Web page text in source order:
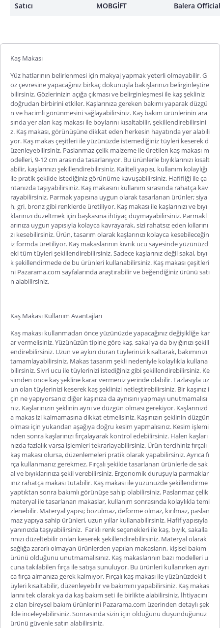
Satıcı MOBGİFT Balera Official
Kaş Makası
Yüz hatlarının belirlenmesi için makyaj yapmak yeterli olmayabilir. G
öz çevresine yapacağınız birkaç dokunuşla bakışlarınızı belirginleştire
bilirsiniz. Gözlerinizin açığa çıkması ve belirginleşmesi ile kaş şekliniz
doğrudan birbirini etkiler. Kaşlarınıza gereken bakımı yaparak düzgü
n ve hacimli görünmesini sağlayabilirsiniz. Kaş bakım ürünlerinin ara
sında yer alan kaş makası ile boylarını kısaltabilir, şekillendirebilirsini
z. Kaş makası, görünüşüne dikkat eden herkesin hayatında yer alabili
yor. Kaş makas çeşitleri ile yüzünüzde istemediğiniz tüyleri keserek d
üzenleyebilirsiniz. Paslanmaz çelik malzeme ile üretilen kaş makası m
odelleri, 9-12 cm arasında tasarlanıyor. Bu ürünlerle bıyıklarınızı kısalt
abilir, kaşlarınızı şekillendirebilirsiniz. Kaliteli yapısı, kullanım kolaylığı
ile pratik şekilde istediğiniz görünüme kavuşabilirsiniz. Hafifliği ile ça
ntanızda taşıyabilirsiniz. Kaş makasını kullanım sırasında rahatça kav
rayabilirsiniz. Parmak yapısına uygun olarak tasarlanan ürünler; siya
h, gri, bronz gibi renklerde üretiliyor. Kaş makası ile kaşlarınızı ve bıyı
klarınızı düzeltmek için başkasına ihtiyaç duymayabilirsiniz. Parmakl
arınıza uygun yapısıyla kolayca kavrayarak, sizi rahatsız eden kıllarını
zı kesebilirsiniz. Ürün, tasarım olarak kaşlarınızı kolayca kesebileceğin
iz formda üretiliyor. Kaş makaslarının kıvrık ucu sayesinde yüzünüzd
eki tüm tüyleri şekillendirebilirsiniz. Sadece kaşlarınız değil sakal, bıyı
k şekillendirmede de bu ürünleri kullanabilirsiniz. Kaş makası çeşitleri
ni Pazarama.com sayfalarında araştırabilir ve beğendiğiniz ürünü satı
n alabilirsiniz.
Kaş Makası Kullanım Avantajları
Kaş makası kullanmadan önce yüzünüzde yapacağınız değişikliğe kar
ar vermelisiniz. Yüzünüzün tipine göre kaş, sakal ya da bıyığınızı şekill
endirebilirsiniz. Uzun ve aykırı duran tüylerinizi kısaltarak, bakımınızı
tamamlayabilirsiniz. Makas tasarım şekli nedeniyle kolaylıkla kullana
bilirsiniz. Sivri ucu ile tüylerinizi istediğiniz gibi şekillendirebilirsiniz. Ke
simden önce kaş şekline karar vermeniz yerinde olabilir. Fazlasıyla uz
un olan tüylerinizi keserek kaş şeklinizi netleştirebilirsiniz. Bir kaşınız i
çin ne yapıyorsanız diğer kaşınıza da aynısını yapmayı unutmamalısı
nız. Kaşlarınızın şeklinin aynı ve düzgün olması gerekiyor. Kaşlarınızd
a makas izi kalmamasına dikkat etmelisiniz. Kaşınızın şeklinin düzgün
olması için yukarıdan aşağıya doğru kesim yapmalısınız. Kesim işlemi
nden sonra kaşlarınızı fırçalayarak kontrol edebilirsiniz. Halen kaşları
nızda fazlalık varsa işlemleri tekrarlayabilirsiniz. Ürün tercihinizfırçalı
kaş makasıolursa, düzenlemeleri pratik olarak yapabilirsiniz. Ayrıca fı
rça kullanmanız gerekmez. Fırçalı şekilde tasarlanan ürünlerle de sak
al ve bıyıklarınıza şekil verebilirsiniz. Ergonomik duruşuyla parmaklar
ınız rahatça makası tutabilir. Kaş makası ile yüzünüzde şekillendirme
yaptıktan sonra bakımlı görünüşe sahip olabilirsiniz. Paslanmaz çelik
materyal ile tasarlanan makaslar, kullanım sonrasında kolaylıkla temi
zlenebilir. Materyal yapısı; bozulmaz, deforme olmaz, kırılmaz, paslan
maz yapıya sahip ürünleri, uzun yıllar kullanabilirsiniz. Hafif yapısıyla
yanınızda taşıyabilirsiniz. Farklı renk seçenekleri ile kaş, bıyık, sakalla
rınızı düzeltebilir onları keserek şekillendirebilirsiniz. Materyal olarak
sağlığa zararlı olmayan ürünlerden yapılan makasların, kişisel bakım
ürünü olduğunu unutmamalısınız. Kaş makaslarının bazı modelleri u
cuna takılabilen fırça ile satışa sunuluyor. Bu ürünleri kullanırken ayrı
ca fırça almanıza gerek kalmıyor. Fırçalı kaş makası ile yüzünüzdeki t
üyleri kısaltabilir, düzenleyebilir ve bakımını yapabilirsiniz. Kaş makas
larını tek olarak ya da kaş bakım seti ile birlikte alabilirsiniz. İhtiyacını
z olan bireysel bakım ürünlerini Pazarama.com üzerinden detaylı şek
ilde inceleyebilirsiniz. Sonrasında sizin için olduğunu düşündüğünüz
ürünü güvenle satın alabilirsiniz.